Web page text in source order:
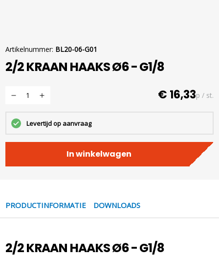
Artikelnummer: BL20-06-G01
2/2 KRAAN HAAKS Ø6 - G1/8
€ 16,33p / st.
Levertijd op aanvraag
In winkelwagen
PRODUCTINFORMATIE DOWNLOADS
2/2 KRAAN HAAKS Ø6 - G1/8